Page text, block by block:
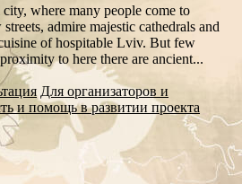
where many people come to
admire majestic cathedrals and
of hospitable Lviv. But few
to here there are ancient...
Для организаторов и
и помощь в развитии проекта